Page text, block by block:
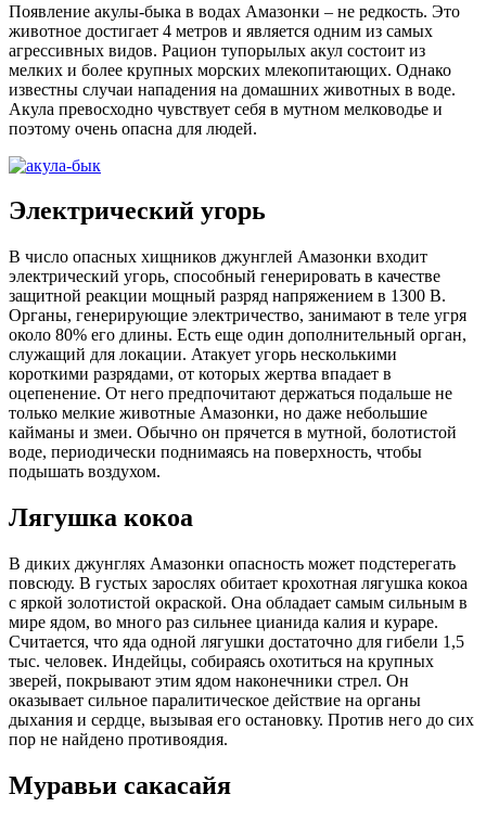
Появление акулы-быка в водах Амазонки – не редкость. Это
животное достигает 4 метров и является одним из самых
агрессивных видов. Рацион тупорылых акул состоит из
мелких и более крупных морских млекопитающих. Однако
известны случаи нападения на домашних животных в воде.
Акула превосходно чувствует себя в мутном мелководье и
поэтому очень опасна для людей.
Электрический угорь
В число опасных хищников джунглей Амазонки входит
электрический угорь, способный генерировать в качестве
защитной реакции мощный разряд напряжением в 1300 В.
Органы, генерирующие электричество, занимают в теле угря
около 80% его длины. Есть еще один дополнительный орган,
служащий для локации. Атакует угорь несколькими
короткими разрядами, от которых жертва впадает в
оцепенение. От него предпочитают держаться подальше не
только мелкие животные Амазонки, но даже небольшие
кайманы и змеи. Обычно он прячется в мутной, болотистой
воде, периодически поднимаясь на поверхность, чтобы
подышать воздухом.
Лягушка кокоа
В диких джунглях Амазонки опасность может подстерегать
повсюду. В густых зарослях обитает крохотная лягушка кокоа
с яркой золотистой окраской. Она обладает самым сильным в
мире ядом, во много раз сильнее цианида калия и кураре.
Считается, что яда одной лягушки достаточно для гибели 1,5
тыс. человек. Индейцы, собираясь охотиться на крупных
зверей, покрывают этим ядом наконечники стрел. Он
оказывает сильное паралитическое действие на органы
дыхания и сердце, вызывая его остановку. Против него до сих
пор не найдено противоядия.
Муравьи сакасайя